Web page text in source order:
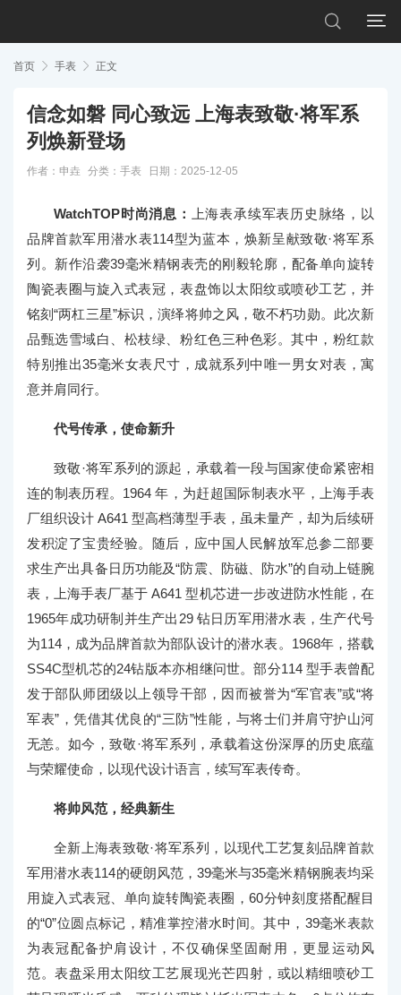


首页  手表  正文
信念如磐 同心致远 上海表致敬·将军系
列焕新登场
作者：申垚 分类： 手表 日期：2025-12-05
WatchTOP时尚消息：
上海表承续军表历史脉络，以
品牌首款军用潜水表114型为蓝本，焕新呈献致敬·将军系
列。新作沿袭39毫米精钢表壳的刚毅轮廓，配备单向旋转
陶瓷表圈与旋入式表冠，表盘饰以太阳纹或喷砂工艺，并
铭刻“两杠三星”标识，演绎将帅之风，敬不朽功勋。此次新
品甄选雪域白、松枝绿、粉红色三种色彩。其中，粉红款
特别推出35毫米女表尺寸，成就系列中唯一男女对表，寓
意并肩同行。
代号传承，使命新升
致敬·将军系列的源起，承载着一段与国家使命紧密相
连的制表历程。1964 年，为赶超国际制表水平，上海手表
厂组织设计 A641 型高档薄型手表，虽未量产，却为后续研
发积淀了宝贵经验。随后，应中国人民解放军总参二部要
求生产出具备日历功能及“防震、防磁、防水”的自动上链腕
表，上海手表厂基于 A641 型机芯进一步改进防水性能，在
1965年成功研制并生产出29 钻日历军用潜水表，生产代号
为114，成为品牌首款为部队设计的潜水表。1968年，搭载
SS4C型机芯的24钻版本亦相继问世。部分114 型手表曾配
发于部队师团级以上领导干部，因而被誉为“军官表”或“将
军表”，凭借其优良的“三防”性能，与将士们并肩守护山河
无恙。如今，致敬·将军系列，承载着这份深厚的历史底蕴
与荣耀使命，以现代设计语言，续写军表传奇。
将帅风范，经典新生
全新上海表致敬·将军系列，以现代工艺复刻品牌首款
军用潜水表114的硬朗风范，39毫米与35毫米精钢腕表均采
用旋入式表冠、单向旋转陶瓷表圈，60分钟刻度搭配醒目
的“0”位圆点标记，精准掌控潜水时间。其中，39毫米表款
为表冠配备护肩设计，不仅确保坚固耐用，更显运动风
范。表盘采用太阳纹工艺展现光芒四射，或以精细喷砂工